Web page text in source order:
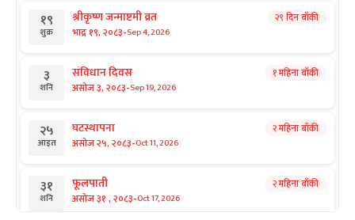
१९
शुक्र
श्रीकृष्ण जन्माष्टमी व्रत
भाद्र १९, २०८३-Sep 4, 2026
२९ दिन बाँकी
३
शनि
संविधान दिवस
असोज ३, २०८३-Sep 19, 2026
१ महिना बाँकी
२५
आइत
घटस्थापना
असोज २५, २०८३-Oct 11, 2026
२ महिना बाँकी
३१
शनि
फूलपाती
असोज ३१ , २०८३-Oct 17, 2026
२ महिना बाँकी